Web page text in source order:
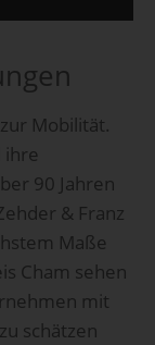
Mobilität.
ihre
90 Jahren
& Franz
Maße
Cham sehen
mit
schätzen